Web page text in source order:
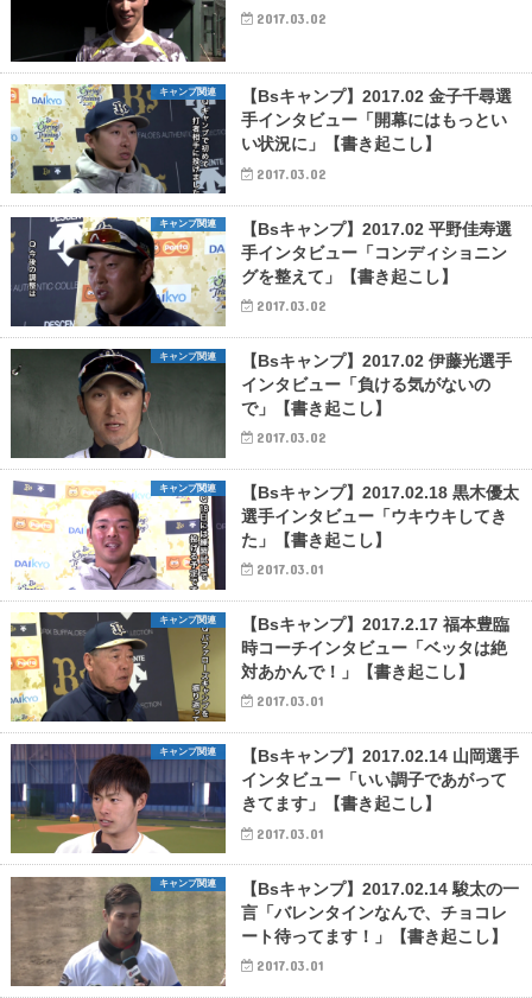
2017.03.02
キャンプ関連
【Bsキャンプ】2017.02 金子千尋選
手インタビュー「開幕にはもっとい
い状況に」【書き起こし】
2017.03.02
キャンプ関連
【Bsキャンプ】2017.02 平野佳寿選
手インタビュー「コンディショニン
グを整えて」【書き起こし】
2017.03.02
キャンプ関連
【Bsキャンプ】2017.02 伊藤光選手
インタビュー「負ける気がないの
で」【書き起こし】
2017.03.02
キャンプ関連
【Bsキャンプ】2017.02.18 黒木優太
選手インタビュー「ウキウキしてき
た」【書き起こし】
2017.03.01
キャンプ関連
【Bsキャンプ】2017.2.17 福本豊臨
時コーチインタビュー「ベッタは絶
対あかんで！」【書き起こし】
2017.03.01
キャンプ関連
【Bsキャンプ】2017.02.14 山岡選手
インタビュー「いい調子であがって
きてます」【書き起こし】
2017.03.01
キャンプ関連
【Bsキャンプ】2017.02.14 駿太の一
言「バレンタインなんで、チョコレ
ート待ってます！」【書き起こし】
2017.03.01